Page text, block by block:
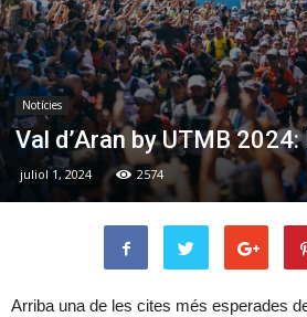
Notícies
Val d’Aran by UTMB 2024:
juliol 1, 2024 2574
Arriba una de les cites més esperades